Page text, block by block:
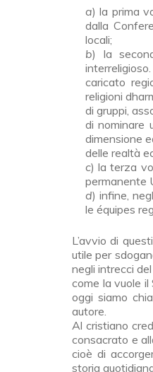
a) la prima
dalla
locali;
b) la
caricato
religioni
di gruppi,
di nominare
dimensione
delle realtà
c) la terza
permanente
d) infine,
le équipes
L’avvio di
utile per
negli intrecci
come la vuole il
oggi siamo
autore.
Al cristiano
consacrato e
cioè di
storia